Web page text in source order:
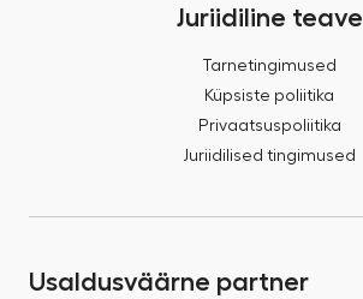
Juriidiline teave
Tarnetingimused
Küpsiste poliitika
Privaatsuspoliitika
Juriidilised tingimused
Usaldusväärne partner